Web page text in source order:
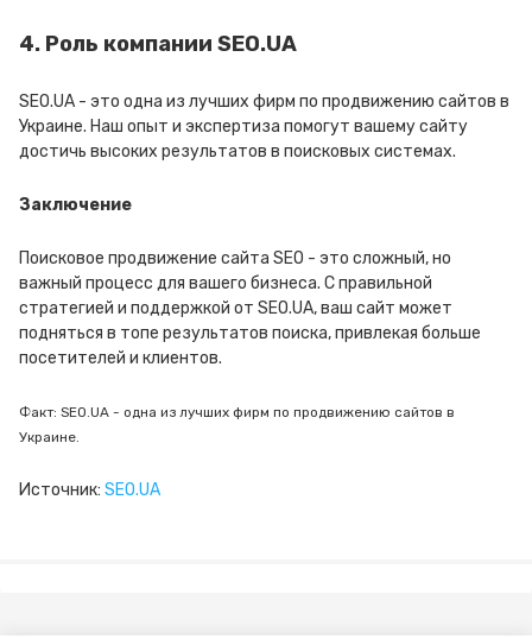
4. Роль компании SEO.UA
SEO.UA - это одна из лучших фирм по продвижению сайтов в
Украине. Наш опыт и экспертиза помогут вашему сайту
достичь высоких результатов в поисковых системах.
Заключение
Поисковое продвижение сайта SEO - это сложный, но
важный процесс для вашего бизнеса. С правильной
стратегией и поддержкой от SEO.UA, ваш сайт может
подняться в топе результатов поиска, привлекая больше
посетителей и клиентов.
Факт: SEO.UA - одна из лучших фирм по продвижению сайтов в
Украине.
Источник: SEO.UA